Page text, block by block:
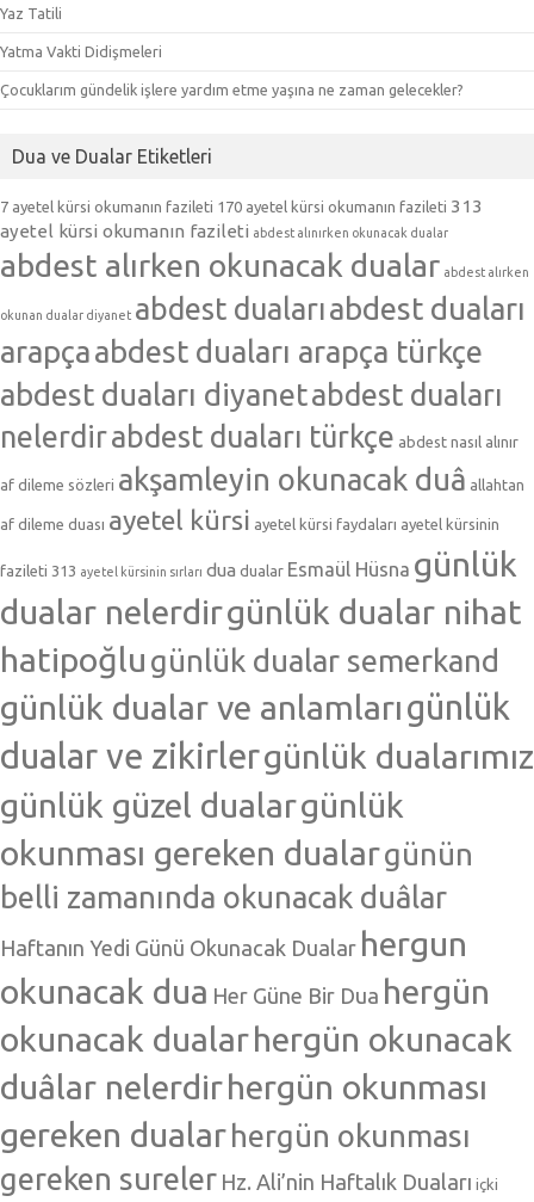
Yaz Tatili
Yatma Vakti Didişmeleri
Çocuklarım gündelik işlere yardım etme yaşına ne zaman gelecekler?
Dua ve Dualar Etiketleri
7 ayetel kürsi okumanın fazileti 170 ayetel kürsi okumanın fazileti 313
ayetel kürsi okumanın fazileti abdest alınırken okunacak dualar
abdest alırken okunacak dualar abdest alırken
okunan dualar diyanet abdest dualarıabdest duaları
arapçaabdest duaları arapça türkçe
abdest duaları diyanetabdest duaları
nelerdirabdest duaları türkçe abdest nasıl alınır
af dileme sözleri akşamleyin okunacak duâ allahtan
af dileme duası ayetel kürsi ayetel kürsi faydaları ayetel kürsinin
fazileti 313 ayetel kürsinin sırları dua dualar Esmaül Hüsna günlük
dualar nelerdirgünlük dualar nihat
hatipoğlu günlük dualar semerkand
günlük dualar ve anlamlarıgünlük
dualar ve zikirlergünlük dualarımız
günlük güzel dualargünlük
okunması gereken dualargünün
belli zamanında okunacak duâlar
Haftanın Yedi Günü Okunacak Dualar hergun
okunacak dua Her Güne Bir Dua hergün
okunacak dualarhergün okunacak
duâlar nelerdirhergün okunması
gereken dualar hergün okunması
gereken sureler Hz. Ali’nin Haftalık Duaları içki